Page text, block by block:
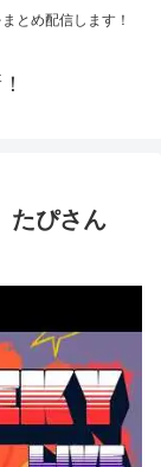
とめ配信します！
たぴさん